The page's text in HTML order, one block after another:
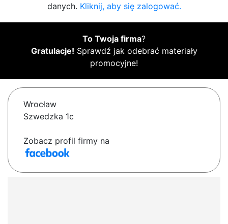
danych. Kliknij, aby się zalogować.
To Twoja firma?
Gratulacje! Sprawdź jak odebrać materiały
promocyjne!
Wrocław
Szwedzka 1c
Zobacz profil firmy na